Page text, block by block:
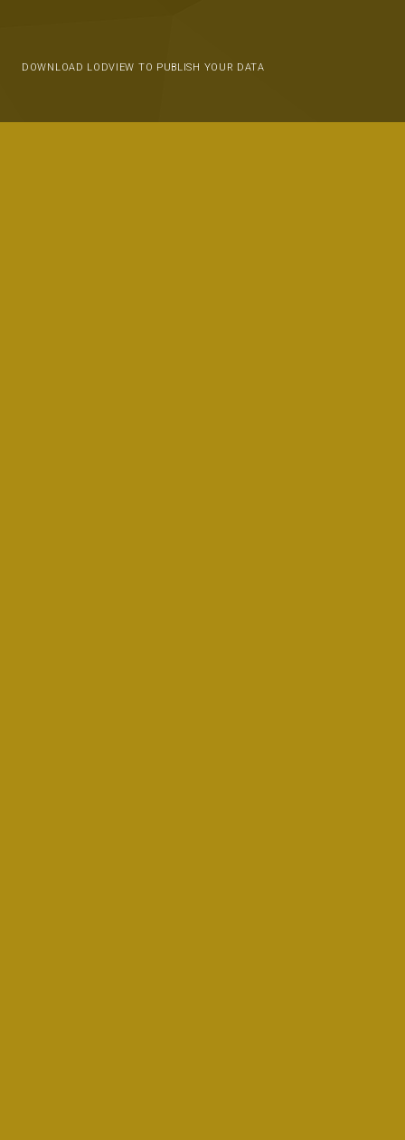
DOWNLOAD LODVIEW TO PUBLISH YOUR DATA